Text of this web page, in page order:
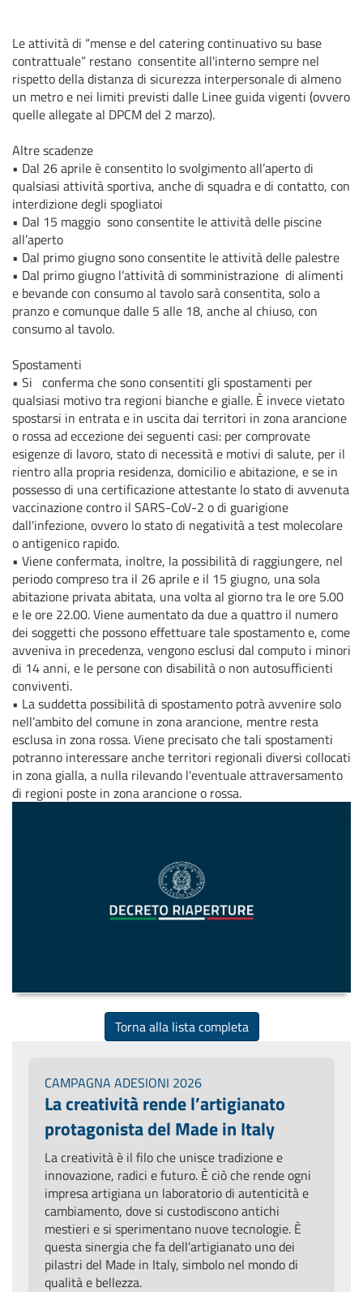
Le attività di “mense e del catering continuativo su base
contrattuale” restano consentite all'interno sempre nel
rispetto della distanza di sicurezza interpersonale di almeno
un metro e nei limiti previsti dalle Linee guida vigenti (ovvero
quelle allegate al DPCM del 2 marzo).
Altre scadenze
• Dal 26 aprile è consentito lo svolgimento all’aperto di
qualsiasi attività sportiva, anche di squadra e di contatto, con
interdizione degli spogliatoi
• Dal 15 maggio sono consentite le attività delle piscine
all’aperto
• Dal primo giugno sono consentite le attività delle palestre
• Dal primo giugno l’attività di somministrazione di alimenti
e bevande con consumo al tavolo sarà consentita, solo a
pranzo e comunque dalle 5 alle 18, anche al chiuso, con
consumo al tavolo.
Spostamenti
• Si conferma che sono consentiti gli spostamenti per
qualsiasi motivo tra regioni bianche e gialle. È invece vietato
spostarsi in entrata e in uscita dai territori in zona arancione
o rossa ad eccezione dei seguenti casi: per comprovate
esigenze di lavoro, stato di necessità e motivi di salute, per il
rientro alla propria residenza, domicilio e abitazione, e se in
possesso di una certificazione attestante lo stato di avvenuta
vaccinazione contro il SARS-CoV-2 o di guarigione
dall'infezione, ovvero lo stato di negatività a test molecolare
o antigenico rapido.
• Viene confermata, inoltre, la possibilità di raggiungere, nel
periodo compreso tra il 26 aprile e il 15 giugno, una sola
abitazione privata abitata, una volta al giorno tra le ore 5.00
e le ore 22.00. Viene aumentato da due a quattro il numero
dei soggetti che possono effettuare tale spostamento e, come
avveniva in precedenza, vengono esclusi dal computo i minori
di 14 anni, e le persone con disabilità o non autosufficienti
conviventi.
• La suddetta possibilità di spostamento potrà avvenire solo
nell’ambito del comune in zona arancione, mentre resta
esclusa in zona rossa. Viene precisato che tali spostamenti
potranno interessare anche territori regionali diversi collocati
in zona gialla, a nulla rilevando l'eventuale attraversamento
di regioni poste in zona arancione o rossa.
Torna alla lista completa
CAMPAGNA ADESIONI 2026
La creatività rende l’artigianato
protagonista del Made in Italy
La creatività è il filo che unisce tradizione e
innovazione, radici e futuro. È ciò che rende ogni
impresa artigiana un laboratorio di autenticità e
cambiamento, dove si custodiscono antichi
mestieri e si sperimentano nuove tecnologie. È
questa sinergia che fa dell’artigianato uno dei
pilastri del Made in Italy, simbolo nel mondo di
qualità e bellezza.